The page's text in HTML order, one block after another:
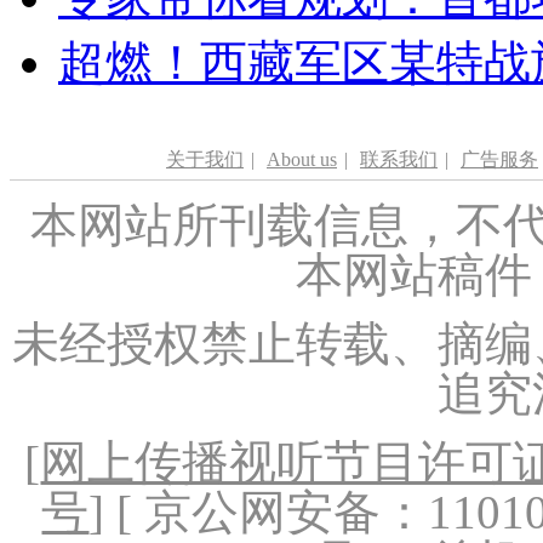
超燃！西藏军区某特
关于我们 | About us | 联系我们 | 广告服务
本网站所刊载信息，不
本网站稿
未经授权禁止转载、摘
追
[网上传播视听节目许可
号] [ 京公网安备：